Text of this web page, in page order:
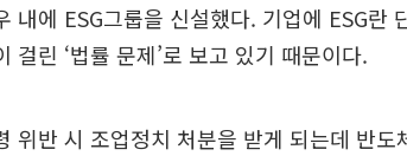
내에 ESG그룹을 신설했다. 기업에 ESG란
걸린 ‘법률 문제’로 보고 있기 때문이다.
위반 시 조업정치 처분을 받게 되는데 반도